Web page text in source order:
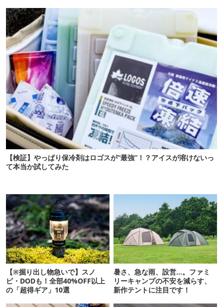
【検証】やっぱり保冷剤はロゴスが“最強”！？アイスが溶けないっ
て本当か試してみた
【※掘り出し物急いで】スノ
ピ・DODも！全部40%OFF以上
の「超得ギア」10選
暑さ、急な雨、設営…。ファミ
リーキャンプの不安を減らす、
新作テントに注目です！